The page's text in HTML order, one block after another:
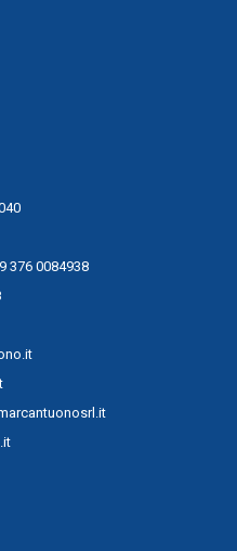
376 0084938